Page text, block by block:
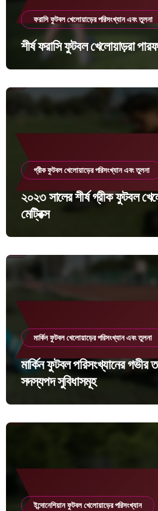
ফরাসি ফুটবল খেলোয়াড়ের পরিসংখ্যান এবং তুলনা
শীর্ষ ফরাসি ফুটবল খেলোয়াড়রা
গ্রীক ফুটবল খেলোয়াড়ের পরিসংখ্যান এবং তুলনা
২০২৩ সালের শীর্ষ গ্রীক ফুটবল
মেট্রিক্স
মার্কিন ফুটবল খেলোয়াড়ের পরিসংখ্যান এবং তুলনা
মার্কিন ফুটবল পরিসংখ্যানের গভীর
সদস্যপদ সুবিধাসমূহ
ইন্দোনেশিয়ান ফুটবল খেলোয়াড়ের পরিসংখ্যান